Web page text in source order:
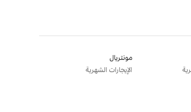
مونتريال
الإيجارات الشهرية